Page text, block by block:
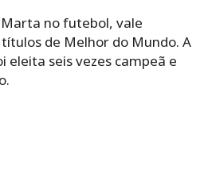
no futebol, vale
de Melhor do Mundo. A
seis vezes campeã e